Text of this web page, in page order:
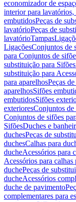
economizador de
interior para
embutidosPeças de
lavatórioPeças de
lavatórioTampas
LigaçõesConjuntos de
para Conjuntos de
substituição para
substituição para
para aparelhosPeças
aparelhosSifões
embutidosSifões
exterioresConjuntos de
Conjuntos de sifões
SifõesDuches e
duchesPeças de
duchesCalhas para
ducheAcessórios para
Acessórios para calhas
duchePeças de
ducheAcessórios
duche de pavimento
complementares para